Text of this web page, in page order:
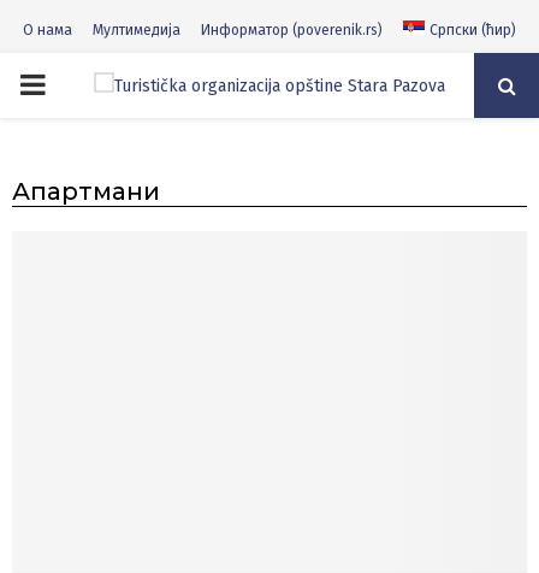
О нама Мултимедија Информатор (poverenik.rs) Српски (ћир)
PRIMARY
Апартмани